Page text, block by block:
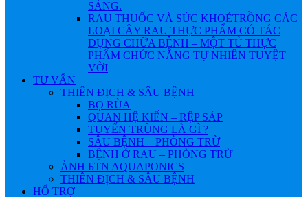
SÁNG.
RAU THUỐC VÀ SỨC KHOẺTRỒNG CÁC
LOẠI CÂY RAU THỰC PHẨM CÓ TÁC
DỤNG CHỮA BỆNH – MỘT TỦ THỰC
PHẨM CHỨC NĂNG TỰ NHIÊN TUYỆT
VỜI
TƯ VẤN
THIÊN ĐỊCH & SÂU BỆNH
BỌ RÙA
QUAN HỆ KIẾN – RỆP SÁP
TUYẾN TRÙNG LÀ GÌ ?
SÂU BỆNH – PHÒNG TRỪ
BỆNH Ở RAU – PHÒNG TRỪ
ẢNH БTN AQUAPONICS
THIÊN ĐỊCH & SÂU BỆNH
HỔ TRỢ